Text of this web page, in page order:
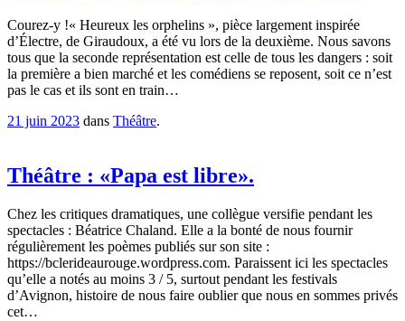
Courez-y !« Heureux les orphelins », pièce largement inspirée
d’Électre, de Giraudoux, a été vu lors de la deuxième. Nous savons
tous que la seconde représentation est celle de tous les dangers : soit
la première a bien marché et les comédiens se reposent, soit ce n’est
pas le cas et ils sont en train…
21 juin 2023 dans Théâtre.
Théâtre : «Papa est libre».
Chez les critiques dramatiques, une collègue versifie pendant les
spectacles : Béatrice Chaland. Elle a la bonté de nous fournir
régulièrement les poèmes publiés sur son site :
https://bclerideaurouge.wordpress.com. Paraissent ici les spectacles
qu’elle a notés au moins 3 / 5, surtout pendant les festivals
d’Avignon, histoire de nous faire oublier que nous en sommes privés
cet…